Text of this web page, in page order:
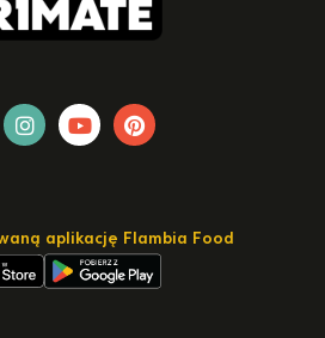
aplikację Flambia Food